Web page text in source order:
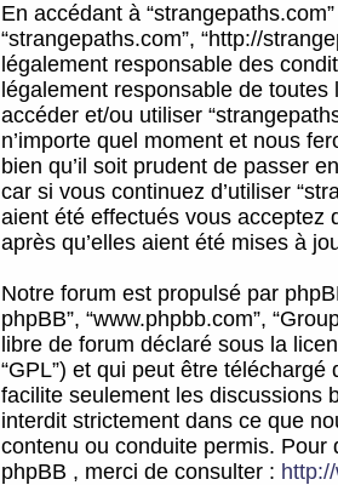
En accédant à
“strangepaths.com”, “http://
légalement responsable des
légalement responsable de
accéder et/ou utiliser
n’importe quel moment et nous
bien qu’il soit prudent de passer
car si vous continuez d’utiliser
aient été effectués vous acceptez
après qu’elles aient été mises à
Notre forum est propulsé par
phpBB”, “www.phpbb.com”,
libre de forum déclaré sous la
“GPL”) et qui peut être téléchargé
facilite seulement les discussions
interdit strictement dans ce que
contenu ou conduite permis.
phpBB , merci de consulter :